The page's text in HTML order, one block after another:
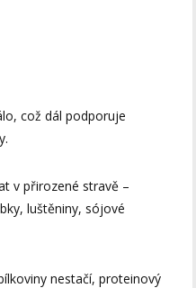
což dál podporuje
v přirozené stravě –
luštěniny, sójové
nestačí, proteinový